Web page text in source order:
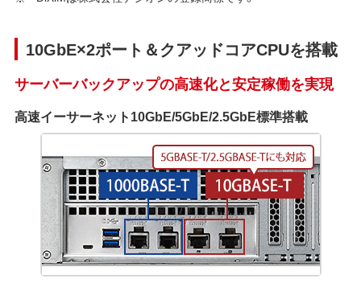
10GbE×2ポート＆クアッドコアCPUを搭載
サーバーバックアップの高速化と安定稼働を実現
高速イーサーネット10GbE/5GbE/2.5GbE標準搭載